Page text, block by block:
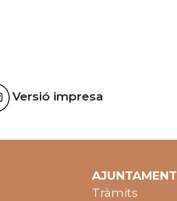
Versió impresa
AJUNTAMENT
Tràmits